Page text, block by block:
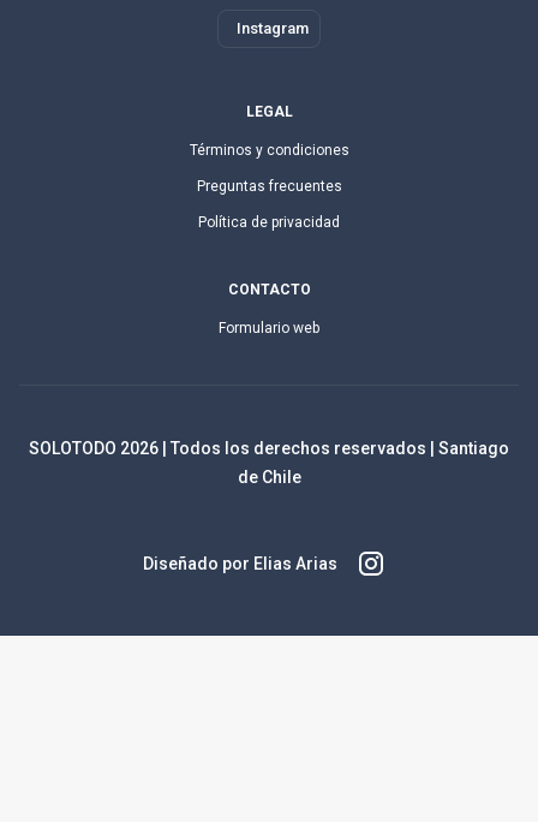
Instagram
LEGAL
Términos y condiciones
Preguntas frecuentes
Política de privacidad
CONTACTO
Formulario web
SOLOTODO 2026 | Todos los derechos reservados | Santiago
de Chile
Diseñado por Elias Arias